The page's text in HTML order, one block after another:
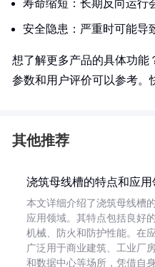
寿命缩短：长期反向运行
安全隐患：严重时可能导
想了解更多产品的具体功能
参数和用户评价可以参考。
其他推荐
浇筑母线槽的特点和应用
本文详细介绍了浇筑母线槽
应用领域。其特点包括良好的
机械、防火和防护性能。在
广泛用于商业建筑、工业厂
和数据中心等场所，凭借自